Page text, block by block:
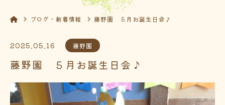
ブログ・新着情報 藤野園 ５月お誕生日会♪
2025.05.16 藤野園
藤野園 ５月お誕生日会♪